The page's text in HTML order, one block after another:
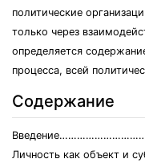
политические
только через
определяется
процесса, всей
Содержание
Личность как объект